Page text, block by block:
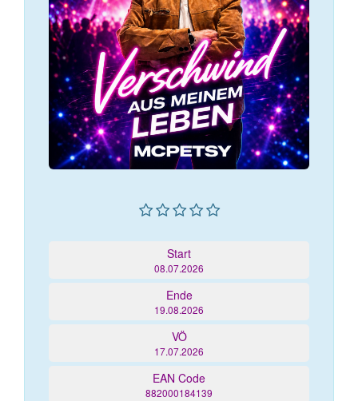
Start
08.07.2026
Ende
19.08.2026
VÖ
17.07.2026
EAN Code
882000184139